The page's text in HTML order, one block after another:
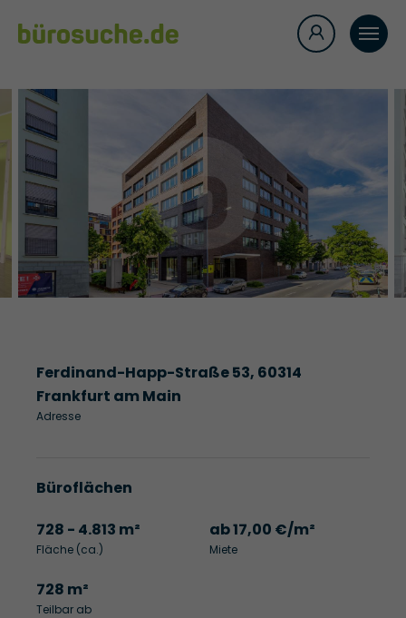
Ferdinand-Happ-Straße 53, 60314
Frankfurt am Main
Adresse
Büroflächen
728 - 4.813 m²
Fläche (ca.)
ab 17,00 €/m²
Miete
728 m²
Teilbar ab